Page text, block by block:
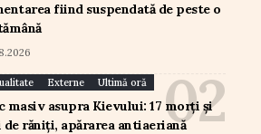
fiind suspendată de peste o
Externe Ultimă oră
masiv asupra Kievului: 17 morți și
de răniți, apărarea antiaeriană